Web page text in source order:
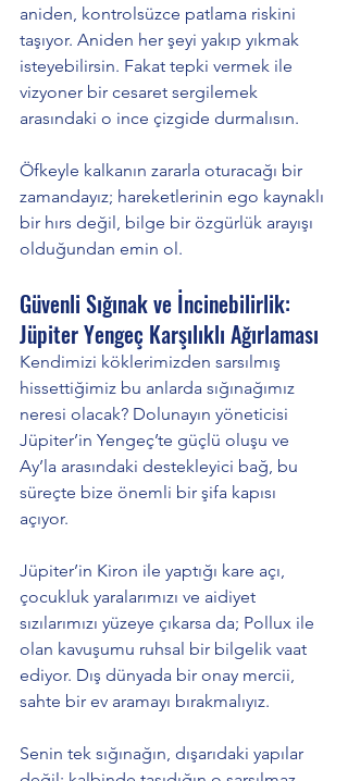
aniden, kontrolsüzce patlama riskini
taşıyor. Aniden her şeyi yakıp yıkmak
isteyebilirsin. Fakat tepki vermek ile
vizyoner bir cesaret sergilemek
arasındaki o ince çizgide durmalısın.
Öfkeyle kalkanın zararla oturacağı bir
zamandayız; hareketlerinin ego kaynaklı
bir hırs değil, bilge bir özgürlük arayışı
olduğundan emin ol.
Güvenli Sığınak ve İncinebilirlik:
Jüpiter Yengeç Karşılıklı Ağırlaması
Kendimizi köklerimizden sarsılmış
hissettiğimiz bu anlarda sığınağımız
neresi olacak? Dolunayın yöneticisi
Jüpiter’in Yengeç’te güçlü oluşu ve
Ay’la arasındaki destekleyici bağ, bu
süreçte bize önemli bir şifa kapısı
açıyor.
Jüpiter’in Kiron ile yaptığı kare açı,
çocukluk yaralarımızı ve aidiyet
sızılarımızı yüzeye çıkarsa da; Pollux ile
olan kavuşumu ruhsal bir bilgelik vaat
ediyor. Dış dünyada bir onay mercii,
sahte bir ev aramayı bırakmalıyız.
Senin tek sığınağın, dışarıdaki yapılar